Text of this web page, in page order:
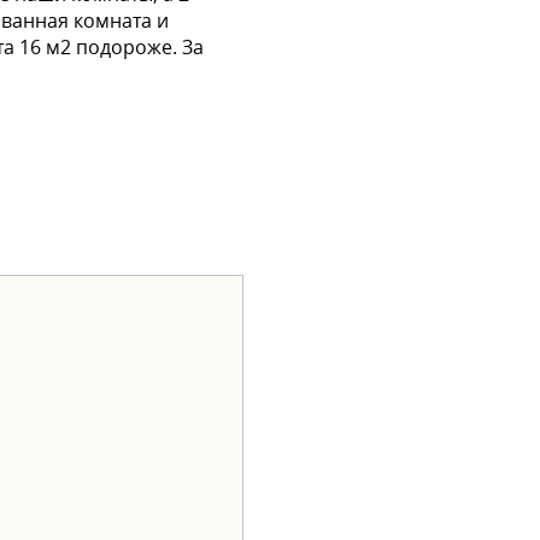
комната и
16 м2 подороже. За